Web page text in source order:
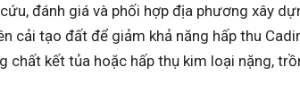
đánh giá và phối hợp địa phương xây
cải tạo đất để giảm khả năng hấp thu
chất kết tủa hoặc hấp thụ kim loại nặng,